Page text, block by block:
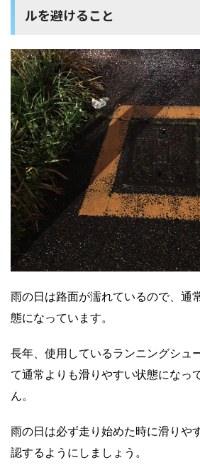
ルを避けること
雨の日は路面が濡れているので、通
態になっています。
長年、使用しているランニングシュ
て通常よりも滑りやすい状態になっ
ん。
雨の日は必ず走り始めた時に滑りや
認するようにしましょう。